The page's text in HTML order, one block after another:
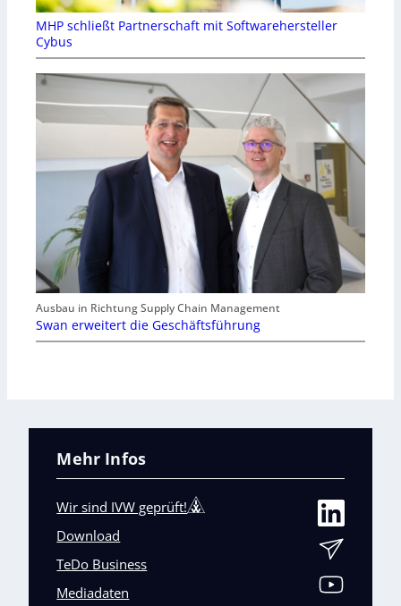
MHP schließt Partnerschaft mit Softwarehersteller
Cybus
Ausbau in Richtung Supply Chain Management
Swan erweitert die Geschäftsführung
Mehr Infos
Wir sind IVW geprüft!
Download
TeDo Business
Mediadaten